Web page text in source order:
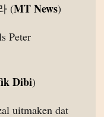
(MT News)
Peter
Dibi)
uitmaken dat